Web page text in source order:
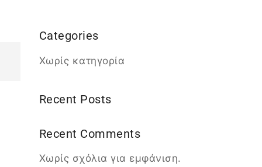
Επιλογή
Categories
Χωρίς κατηγορία
Recent Posts
Recent Comments
Χωρίς σχόλια για εμφάνιση.